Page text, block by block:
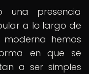
una presencia
a lo largo de
hemos
en que se
a ser simples